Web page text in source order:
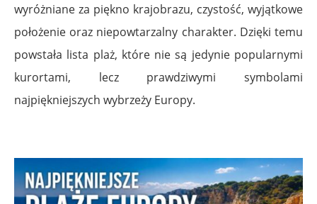
wyróżniane za piękno krajobrazu, czystość, wyjątkowe
położenie oraz niepowtarzalny charakter. Dzięki temu
powstała lista plaż, które nie są jedynie popularnymi
kurortami, lecz prawdziwymi symbolami
najpiękniejszych wybrzeży Europy.